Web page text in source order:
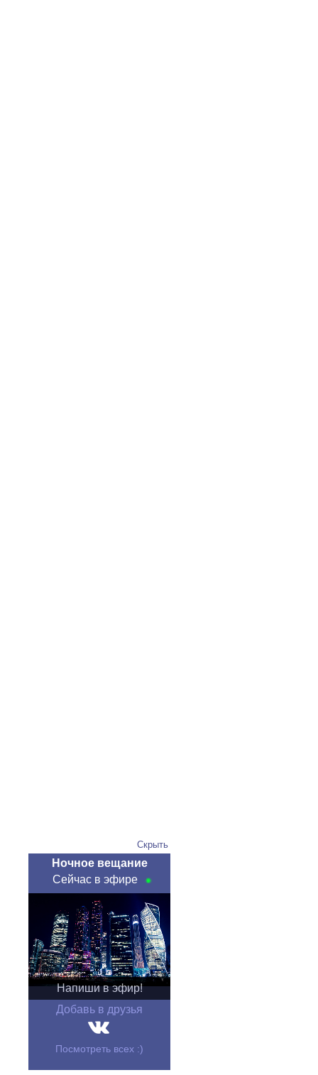
Скрыть
Ночное вещание
Сейчас в эфире
Напиши в эфир!
Добавь в друзья
Посмотреть всех :)